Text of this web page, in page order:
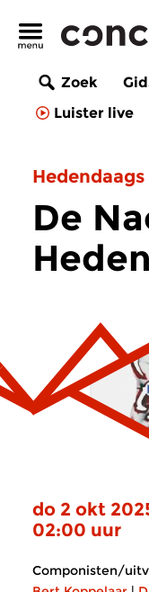
Zoek
Luister live
Hedendaags
De
do 2 okt
02:00 uur
Componisten/